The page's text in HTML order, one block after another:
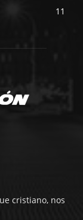
11
cristiano, nos